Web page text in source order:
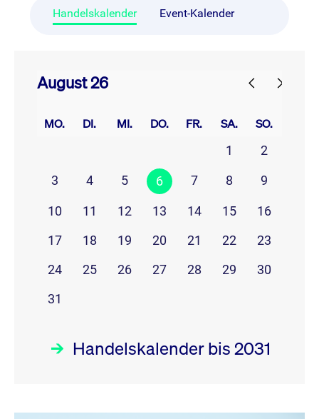
Handelskalender Event-Kalender
August 26
MO. DI. MI. DO. FR. SA. SO.
1
2
3
4 5 6 7 8 9
10 11 12 13 14 15
16
17
18 19 20 21 22
23
24
25 26 27 28 29
30
31
Handelskalender bis 2031